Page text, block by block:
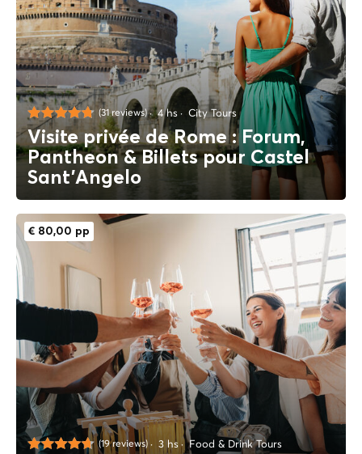
(31 reviews) 4 hs City Tours
Visite privée de Rome : Forum,
Pantheon & Billets pour Castel
Sant’Angelo
€ 80,00 pp
(19 reviews) 3 hs Food & Drink Tours